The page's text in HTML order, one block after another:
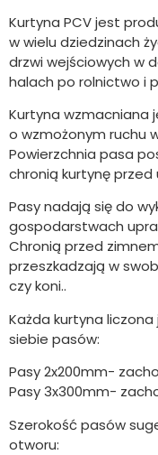
Kurtyna PCV jest
w wielu dziedzinach
drzwi wejściowych w
halach po rolnictwo i
Kurtyna wzmacniana
o wzmożonym ruchu
Powierzchnia pasa
chronią kurtynę
Pasy nadają się do
gospodarstwach
Chronią przed
przeszkadzają w
czy koni..
Każda kurtyna
siebie pasów:
Pasy 2x200mm-
Pasy 3x300mm-
Szerokość pasów
otworu: